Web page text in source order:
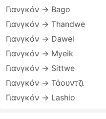
Γιανγκόν → Bago
Γιανγκόν → Thandwe
Γιανγκόν → Dawei
Γιανγκόν → Myeik
Γιανγκόν → Sittwe
Γιανγκόν → Τάουντζι
Γιανγκόν → Lashio